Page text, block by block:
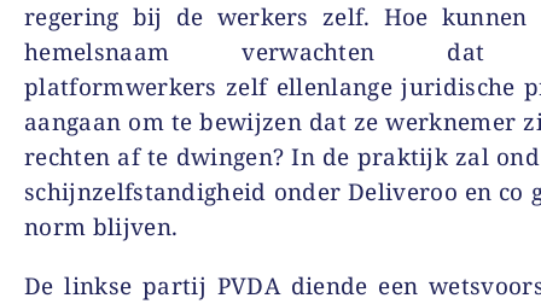
regering bij de werkers zelf. Hoe
hemelsnaam verwachten dat
platformwerkers zelf ellenlange juridische
aangaan om te bewijzen dat ze werknemer
rechten af te dwingen? In de praktijk zal
schijnzelfstandigheid onder Deliveroo en co
norm blijven.
De linkse partij PVDA diende een